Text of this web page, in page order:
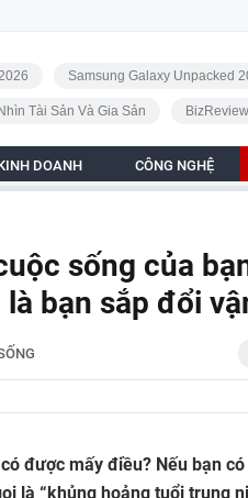
Samsung Galaxy Unpacked
Tài Sản Và Gia Sản BizReview
DOANH CÔNG NGHỆ
sống của
bạn sắp đổi
được mấy điều? Nếu bạn
là “khủng hoảng tuổi trung